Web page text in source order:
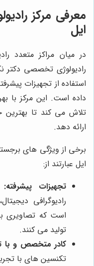
معرفی مرکز
ایل
در میان مراکز متعدد
رادیولوژی تخصصی دکتر
استفاده از تجهیزات
داده است. این مرکز با
تلاش می کند تا بهترین
ارائه دهد.
برخی از ویژگی های
ایل عبارتند از:
تجهیزات پیشرفته:
است که تصاویری
تولید می کنند.
کادر متخصص و با
تکنسین های با